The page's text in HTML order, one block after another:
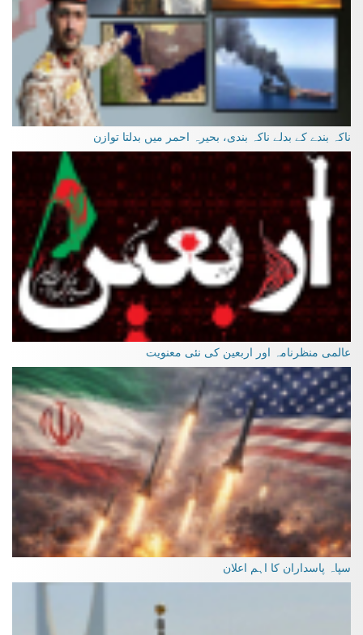
ناکہ بندے کے بدلے ناکہ بندی، بحیرہ احمر میں بدلتا توازن
عالمی منظرنامہ اور اربعین کی نئی معنویت
سپاہ پاسداران کا اہم اعلان